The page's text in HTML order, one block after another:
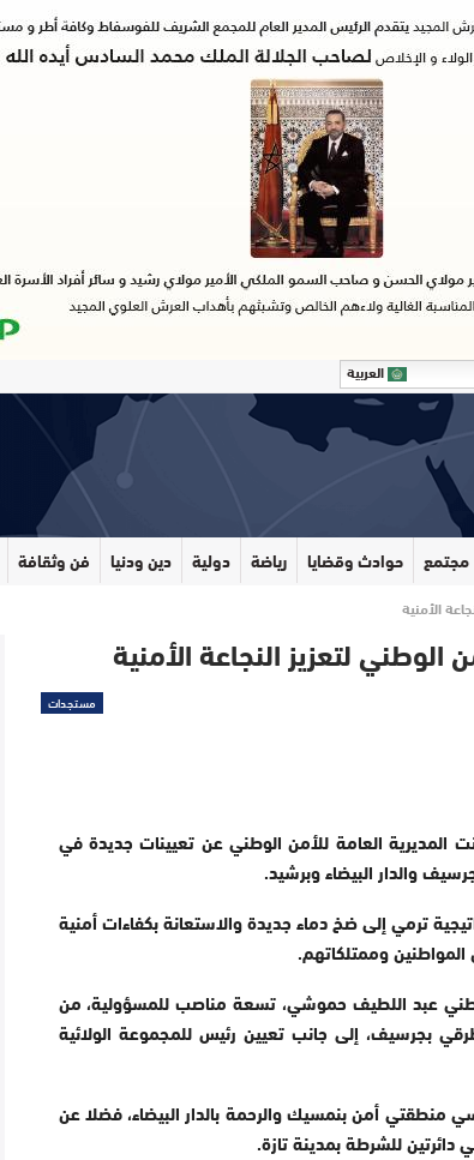
العربية
مجتمع حوادث وقضايا رياضة دولية دين ودنيا فن وثقافة
الأمنية
لتعزيز النجاعة الأمنية
مستجدات
المديرية العامة للأمن الوطني عن تعيينات جديدة في
والدار البيضاء وبرشيد.
ترمي إلى ضخ دماء جديدة والاستعانة بكفاءات أمنية
وممتلكاتهم.
عبد اللطيف حموشي، تسعة مناصب للمسؤولية، من
بجرسيف، إلى جانب تعيين رئيس للمجموعة الولائية
منطقتي أمن بنمسيك والرحمة بالدار البيضاء، فضلا عن
للشرطة بمدينة تازة.